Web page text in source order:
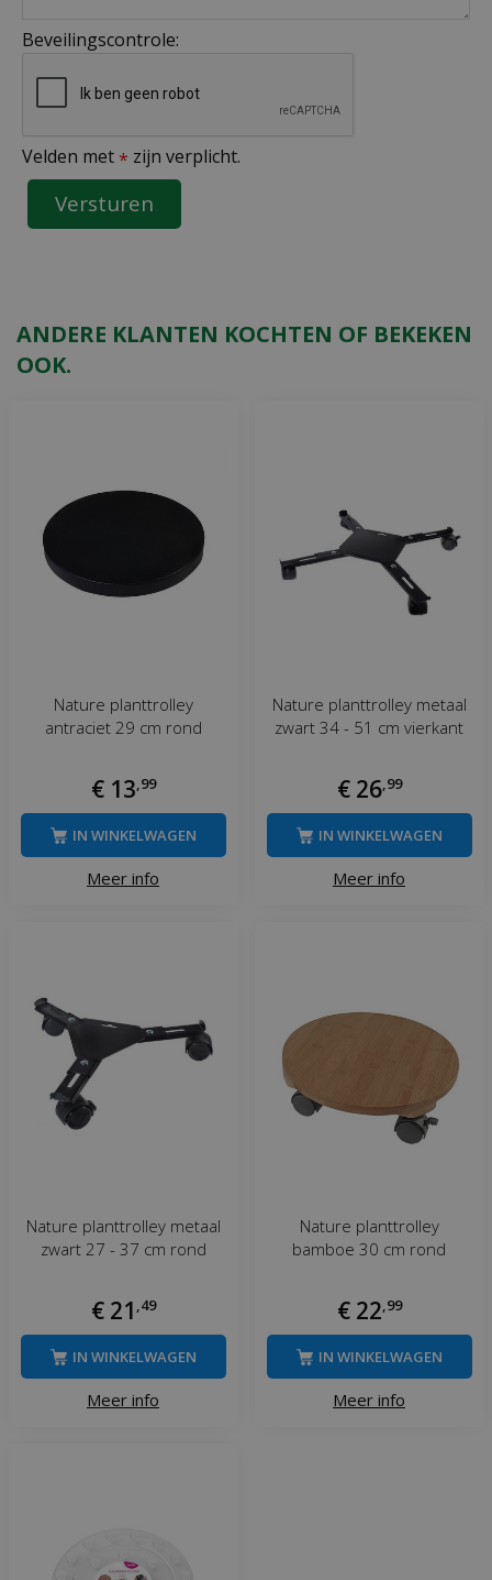
Beveilingscontrole:
Velden met * zijn verplicht.
ANDERE KLANTEN KOCHTEN OF BEKEKEN
OOK.
Nature planttrolley
antraciet 29 cm rond
€ 13,99
Meer info
IN WINKELWAGEN
Nature planttrolley metaal
zwart 34 - 51 cm vierkant
€ 26,99
Meer info
IN WINKELWAGEN
Nature planttrolley metaal
zwart 27 - 37 cm rond
€ 21 ,49
Meer info
IN WINKELWAGEN
Nature planttrolley
bamboe 30 cm rond
€ 22,99
Meer info
IN WINKELWAGEN